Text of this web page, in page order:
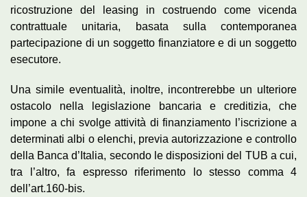
ricostruzione del leasing in costruendo come vicenda
contrattuale unitaria, basata sulla contemporanea
partecipazione di un soggetto finanziatore e di un soggetto
esecutore.
Una simile eventualità, inoltre, incontrerebbe un ulteriore
ostacolo nella legislazione bancaria e creditizia, che
impone a chi svolge attività di finanziamento l’iscrizione a
determinati albi o elenchi, previa autorizzazione e controllo
della Banca d’Italia, secondo le disposizioni del TUB a cui,
tra l’altro, fa espresso riferimento lo stesso comma 4
dell’art.160-bis.